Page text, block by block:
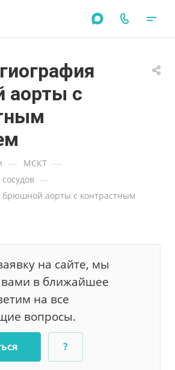
аорты с
— МСКТ —
—
аорты с контрастным
на сайте, мы
вами в ближайшее
на все
вопросы.
?